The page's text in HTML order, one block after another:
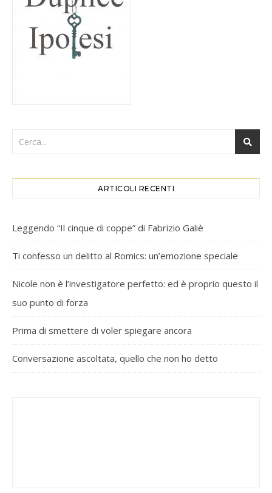
ARTICOLI RECENTI
Leggendo “Il cinque di coppe” di Fabrizio Galiè
Ti confesso un delitto al Romics: un’emozione speciale
Nicole non è l’investigatore perfetto: ed è proprio questo il
suo punto di forza
Prima di smettere di voler spiegare ancora
Conversazione ascoltata, quello che non ho detto